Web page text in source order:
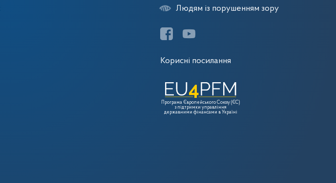
Людям із порушенням зору
Корисні посилання
Програма Європейського Союзу (ЄС)
з підтримки управління
державними фінансами в Україні